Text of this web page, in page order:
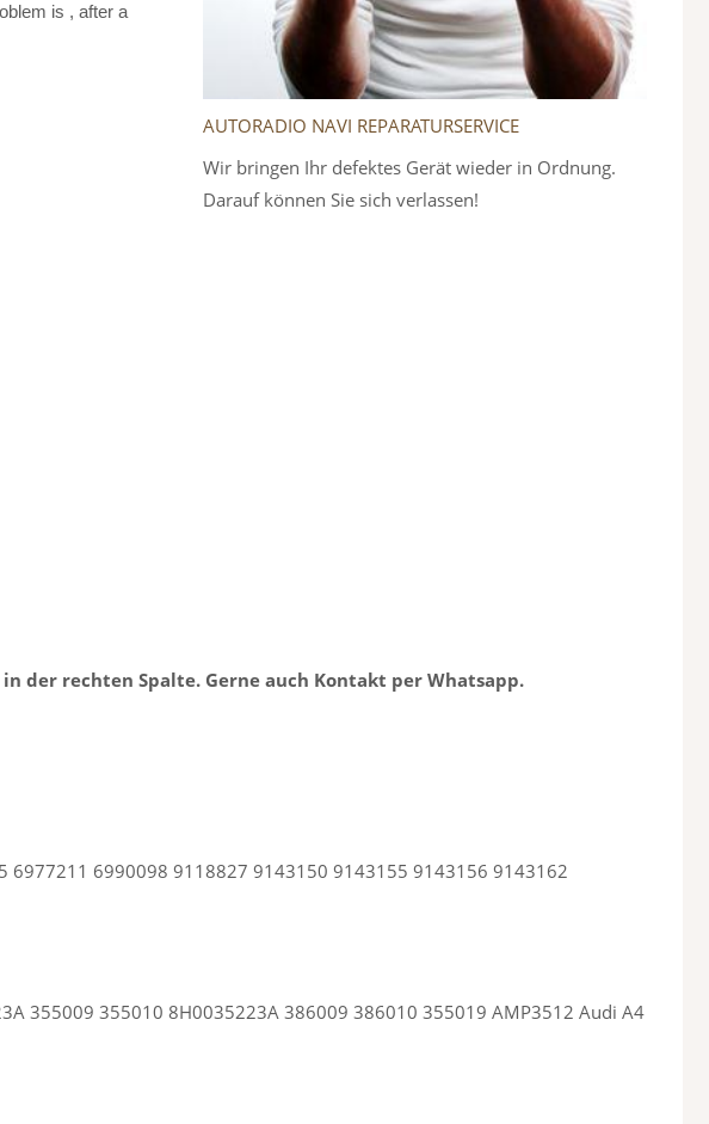
AUTORADIO NAVI REPARATURSERVICE
Wir bringen Ihr defektes Gerät wieder in Ordnung.
Darauf können Sie sich verlassen!
is , after a
der rechten Spalte. Gerne auch Kontakt per Whatsapp.
6977211 6990098 9118827 9143150 9143155 9143156 9143162
355009 355010 8H0035223A 386009 386010 355019 AMP3512 Audi A4